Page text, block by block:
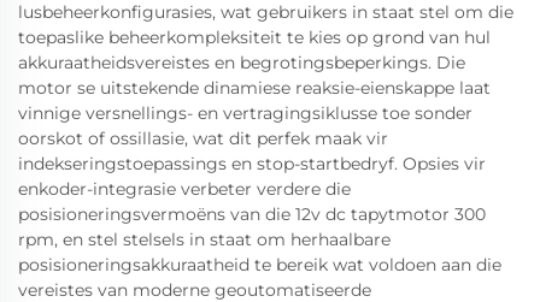
lusbeheerkonfigurasies, wat gebruikers in staat stel om die
toepaslike beheerkompleksiteit te kies op grond van hul
akkuraatheidsvereistes en begrotingsbeperkings. Die
motor se uitstekende dinamiese reaksie-eienskappe laat
vinnige versnellings- en vertragingsiklusse toe sonder
oorskot of ossillasie, wat dit perfek maak vir
indekseringstoepassings en stop-startbedryf. Opsies vir
enkoder-integrasie verbeter verdere die
posisioneringsvermoëns van die 12v dc tapytmotor 300
rpm, en stel stelsels in staat om herhaalbare
posisioneringsakkuraatheid te bereik wat voldoen aan die
vereistes van moderne geoutomatiseerde